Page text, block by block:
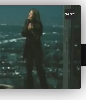
CULTURA